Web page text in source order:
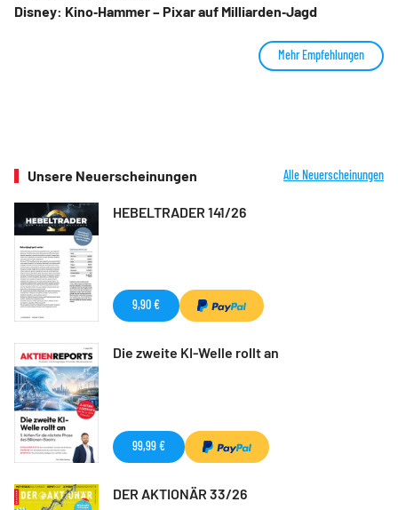
Disney: Kino‑Hammer – Pixar auf Milliarden‑Jagd
Mehr Empfehlungen
Unsere Neuerscheinungen Alle Neuerscheinungen
HEBELTRADER 141/26
9,90 €
Die zweite KI-Welle rollt an
99,99 €
DER AKTIONÄR 33/26